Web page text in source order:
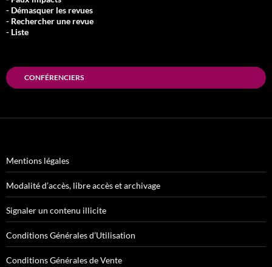
- Démasquer les revues
- Rechercher une revue
- Liste
CONFÉRENCIERS
Mentions légales
Modalité d’accès, libre accès et archivage
Signaler un contenu illicite
Conditions Générales d’Utilisation
Conditions Générales de Vente